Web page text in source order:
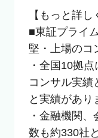
【もっと詳し
■東証プライ
堅・上場のコ
・全国10拠
コンサル実績
と実績があり
・金融機関
数も約330社